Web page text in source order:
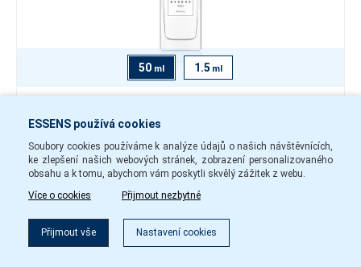
Filtr
50 ml 1.5 ml
-
w20350 Skladem
Do košíku
ESSENS používá cookies
Soubory cookies používáme k analýze údajů o našich návštěvnících,
ke zlepšení našich webových stránek, zobrazení personalizovaného
obsahu a k tomu, abychom vám poskytli skvělý zážitek z webu.
Více o cookies
Přijmout nezbytné
Přijmout vše Nastavení cookies